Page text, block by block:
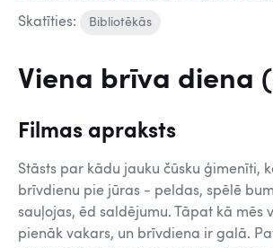
Skatīties: Bibliotēkās
Viena brīva diena
Filmas apraksts
Stāsts par kādu jauku čūsku ģimenīti,
brīvdienu pie jūras - peldas, spēlē
sauļojas, ēd saldējumu. Tāpat kā mēs
pienāk vakars, un brīvdiena ir galā.